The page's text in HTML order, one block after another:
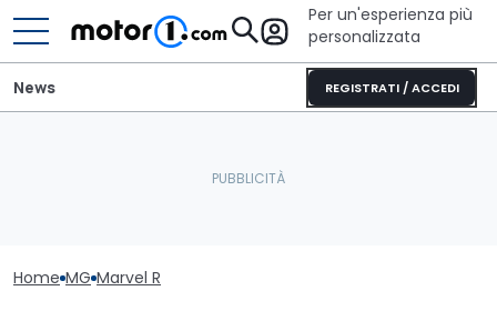
Per un'esperienza più
personalizzata
REGISTRATI / ACCEDI
News
Home MG Marvel R